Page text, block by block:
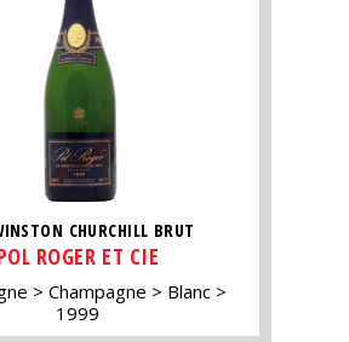
CHURCHILL BRUT
ROGER ET CIE
Champagne
Blanc
1999